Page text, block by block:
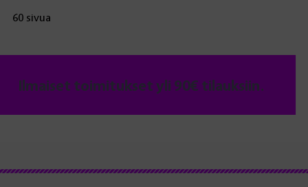
60 sivua
Ilmaiset toimitukset yli 90€ tilauksiin.